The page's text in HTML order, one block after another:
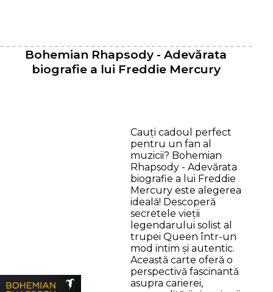
Bohemian Rhapsody - Adevărata
biografie a lui Freddie Mercury
Cauți cadoul perfect
pentru un fan al
muzicii? Bohemian
Rhapsody - Adevărata
biografie a lui Freddie
Mercury este alegerea
ideală! Descoperă
secretele vieții
legendarului solist al
trupei Queen într-un
mod intim și autentic.
Această carte oferă o
perspectivă fascinantă
asupra carierei,